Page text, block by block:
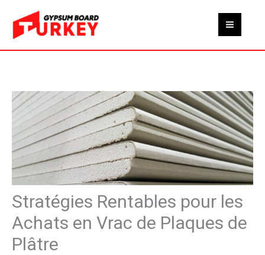
content
Stratégies Rentables pour les
Achats en Vrac de Plaques de
Plâtre